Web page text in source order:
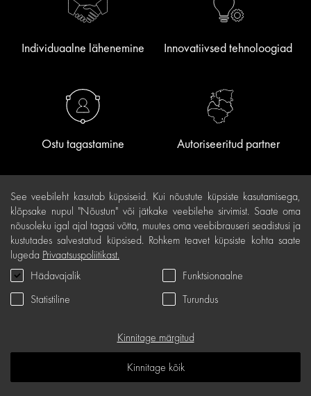
Individuaalne lähenemine Innovatiivsed tehnoloogiad
Ostu tagastamine Autoriseeritud partner
Teave klientidele
Lojaalsusprogramm
Järelmaks
Kohaletoimetamine ja maksed
See veebileht kasutab küpsiseid. Kui nõustute küpsiste kasutamisega,
klõpsake nupul "Nõustun" või jätkake veebilehe sirvimist. Saate oma
nõusoleku igal ajal tagasi võtta, muutes oma veebibrauseri seadistusi ja
kustutades salvestatud küpsised. Rohkem teavet küpsiste kohta saate
lugeda Privaatsuspoliitikast.
Hädavajalik
Funktsionaalne
Statistiline
Turundus
Kinnitage märgitud
Kinnitage kõik